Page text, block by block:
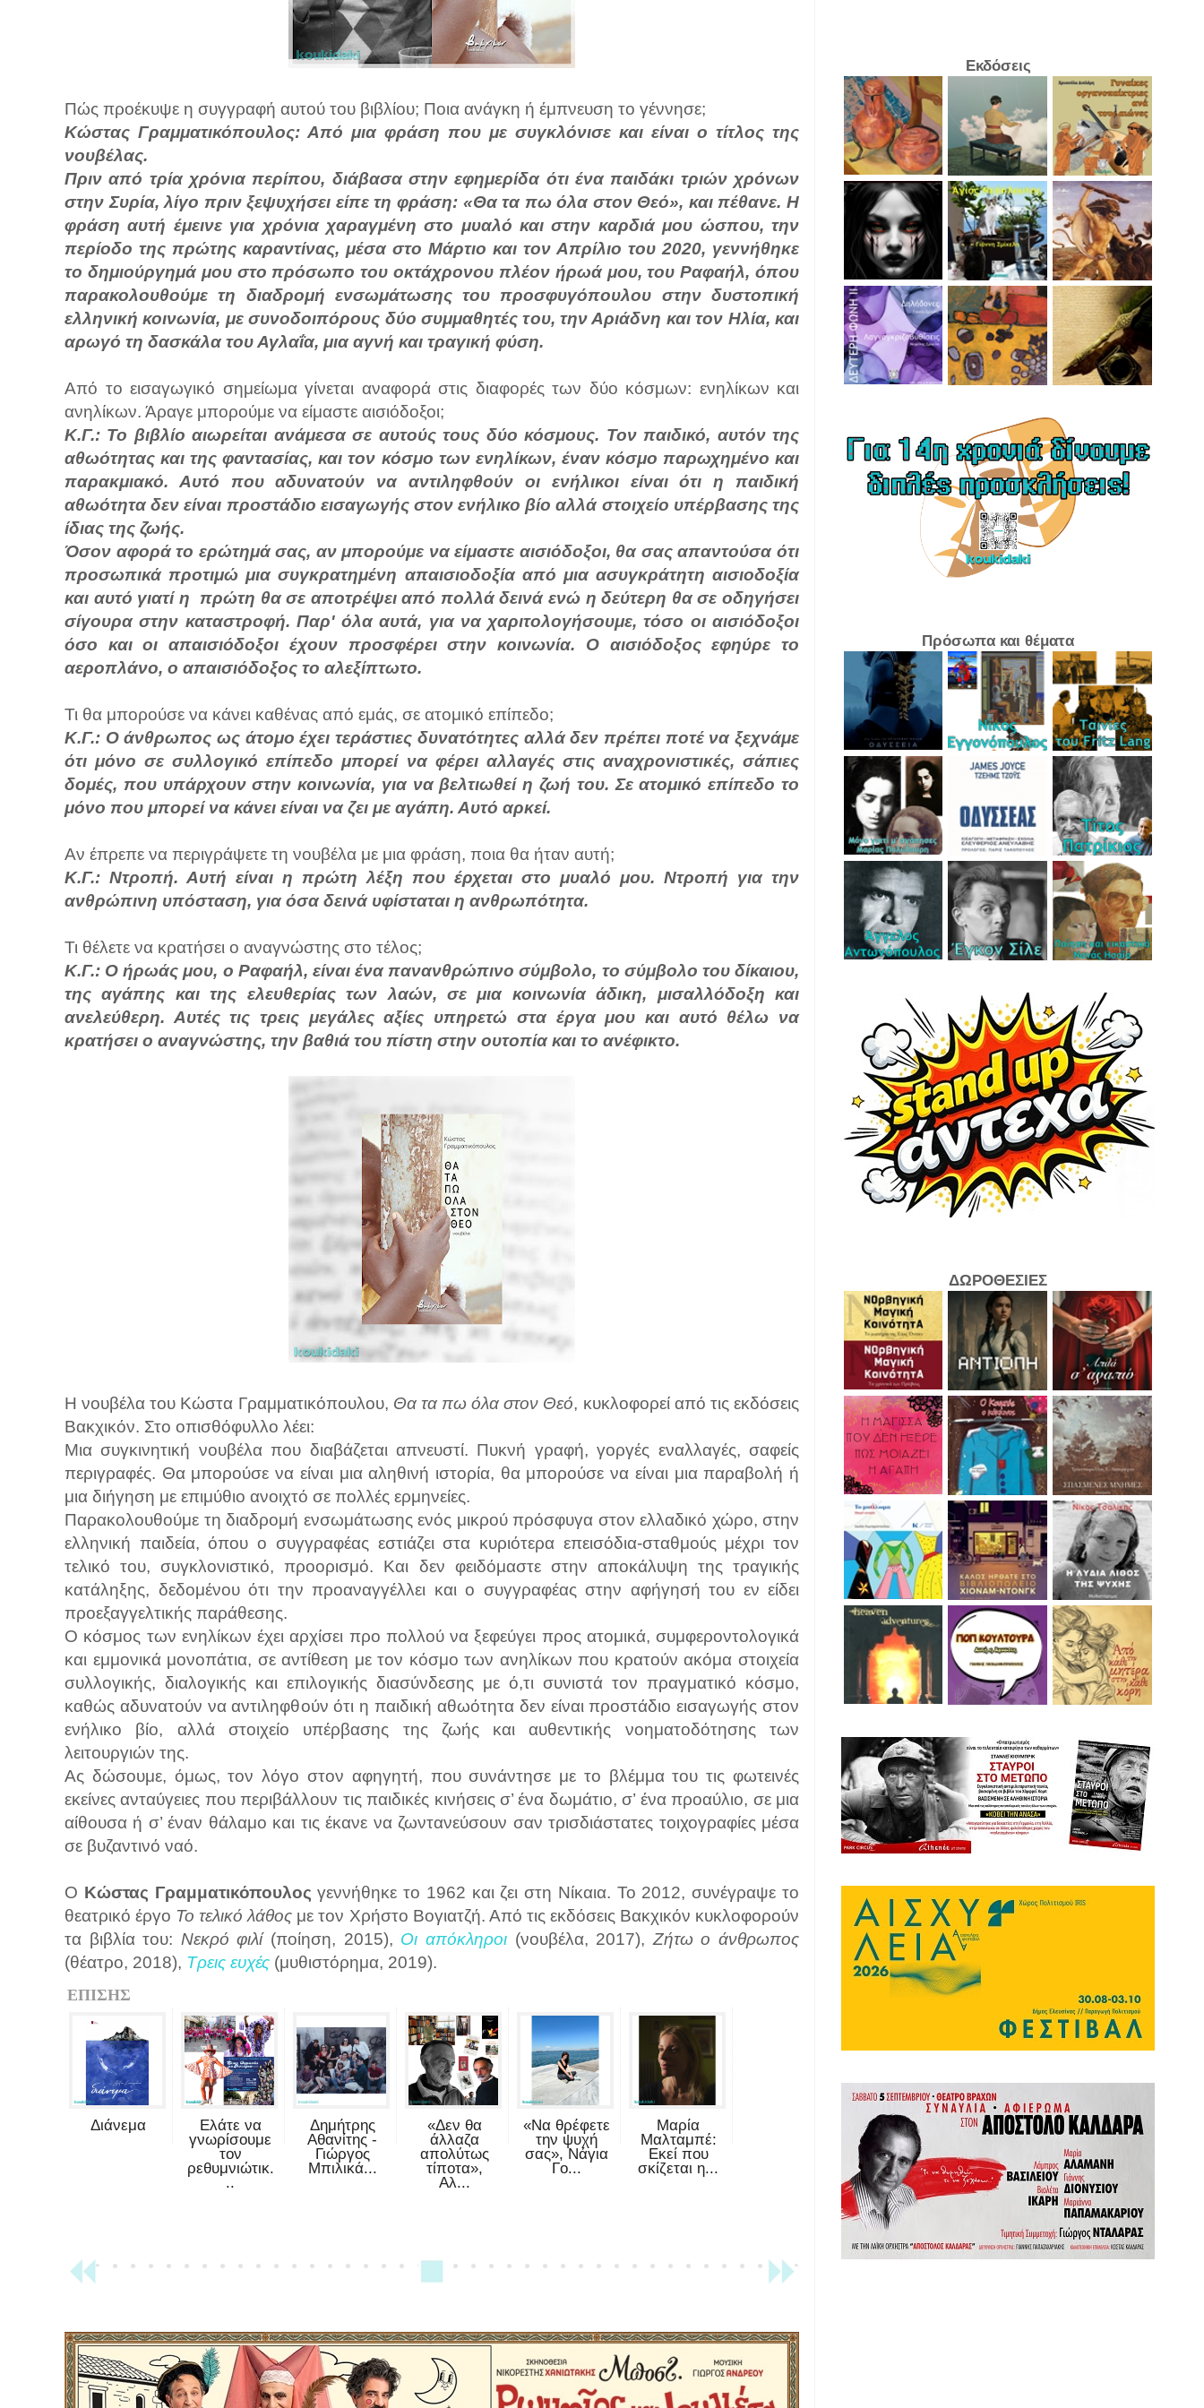
Πώς προέκυψε η συγγραφή αυτού του βιβλίου; Ποια ανάγκη ή έμπνευση το γέννησε;
Κώστας Γραμματικόπουλος: Από μια φράση που με συγκλόνισε και είναι ο τίτλος της
νουβέλας.
Πριν από τρία χρόνια περίπου, διάβασα στην εφημερίδα ότι ένα παιδάκι τριών χρόνων
στην Συρία, λίγο πριν ξεψυχήσει είπε τη φράση: «Θα τα πω όλα στον Θεό», και πέθανε. Η
φράση αυτή έμεινε για χρόνια χαραγμένη στο μυαλό και στην καρδιά μου ώσπου, την
περίοδο της πρώτης καραντίνας, μέσα στο Μάρτιο και τον Απρίλιο του 2020, γεννήθηκε
το δημιούργημά μου στο πρόσωπο του οκτάχρονου πλέον ήρωά μου, του Ραφαήλ, όπου
παρακολουθούμε τη διαδρομή ενσωμάτωσης του προσφυγόπουλου στην δυστοπική
ελληνική κοινωνία, με συνοδοιπόρους δύο συμμαθητές του, την Αριάδνη και τον Ηλία, και
αρωγό τη δασκάλα του Αγλαΐα, μια αγνή και τραγική φύση.
Από το εισαγωγικό σημείωμα γίνεται αναφορά στις διαφορές των δύο κόσμων: ενηλίκων και
ανηλίκων. Άραγε μπορούμε να είμαστε αισιόδοξοι;
Κ.Γ.: Το βιβλίο αιωρείται ανάμεσα σε αυτούς τους δύο κόσμους. Τον παιδικό, αυτόν της
αθωότητας και της φαντασίας, και τον κόσμο των ενηλίκων, έναν κόσμο παρωχημένο και
παρακμιακό. Αυτό που αδυνατούν να αντιληφθούν οι ενήλικοι είναι ότι η παιδική
αθωότητα δεν είναι προστάδιο εισαγωγής στον ενήλικο βίο αλλά στοιχείο υπέρβασης της
ίδιας της ζωής.
Όσον αφορά το ερώτημά σας, αν μπορούμε να είμαστε αισιόδοξοι, θα σας απαντούσα ότι
προσωπικά προτιμώ μια συγκρατημένη απαισιοδοξία από μια ασυγκράτητη αισιοδοξία
και αυτό γιατί η πρώτη θα σε αποτρέψει από πολλά δεινά ενώ η δεύτερη θα σε οδηγήσει
σίγουρα στην καταστροφή. Παρ' όλα αυτά, για να χαριτολογήσουμε, τόσο οι αισιόδοξοι
όσο και οι απαισιόδοξοι έχουν προσφέρει στην κοινωνία. Ο αισιόδοξος εφηύρε το
αεροπλάνο, ο απαισιόδοξος το αλεξίπτωτο.
Τι θα μπορούσε να κάνει καθένας από εμάς, σε ατομικό επίπεδο;
Κ.Γ.: Ο άνθρωπος ως άτομο έχει τεράστιες δυνατότητες αλλά δεν πρέπει ποτέ να ξεχνάμε
ότι μόνο σε συλλογικό επίπεδο μπορεί να φέρει αλλαγές στις αναχρονιστικές, σάπιες
δομές, που υπάρχουν στην κοινωνία, για να βελτιωθεί η ζωή του. Σε ατομικό επίπεδο το
μόνο που μπορεί να κάνει είναι να ζει με αγάπη. Αυτό αρκεί.
Αν έπρεπε να περιγράψετε τη νουβέλα με μια φράση, ποια θα ήταν αυτή;
Κ.Γ.: Ντροπή. Αυτή είναι η πρώτη λέξη που έρχεται στο μυαλό μου. Ντροπή για την
ανθρώπινη υπόσταση, για όσα δεινά υφίσταται η ανθρωπότητα.
Τι θέλετε να κρατήσει ο αναγνώστης στο τέλος;
Κ.Γ.: Ο ήρωάς μου, ο Ραφαήλ, είναι ένα πανανθρώπινο σύμβολο, το σύμβολο του δίκαιου,
της αγάπης και της ελευθερίας των λαών, σε μια κοινωνία άδικη, μισαλλόδοξη και
ανελεύθερη. Αυτές τις τρεις μεγάλες αξίες υπηρετώ στα έργα μου και αυτό θέλω να
κρατήσει ο αναγνώστης, την βαθιά του πίστη στην ουτοπία και το ανέφικτο.
Η νουβέλα του Κώστα Γραμματικόπουλου, Θα τα πω όλα στον Θεό, κυκλοφορεί από τις εκδόσεις
Βακχικόν. Στο οπισθόφυλλο λέει:
Μια συγκινητική νουβέλα που διαβάζεται απνευστί. Πυκνή γραφή, γοργές εναλλαγές, σαφείς
περιγραφές. Θα μπορούσε να είναι μια αληθινή ιστορία, θα μπορούσε να είναι μια παραβολή ή
μια διήγηση με επιμύθιο ανοιχτό σε πολλές ερμηνείες.
Παρακολουθούμε τη διαδρομή ενσωμάτωσης ενός μικρού πρόσφυγα στον ελλαδικό χώρο, στην
ελληνική παιδεία, όπου ο συγγραφέας εστιάζει στα κυριότερα επεισόδια-σταθμούς μέχρι τον
τελικό του, συγκλονιστικό, προορισμό. Και δεν φειδόμαστε στην αποκάλυψη της τραγικής
κατάληξης, δεδομένου ότι την προαναγγέλλει και ο συγγραφέας στην αφήγησή του εν είδει
προεξαγγελτικής παράθεσης.
Ο κόσμος των ενηλίκων έχει αρχίσει προ πολλού να ξεφεύγει προς ατομικά, συμφεροντολογικά
και εμμονικά μονοπάτια, σε αντίθεση με τον κόσμο των ανηλίκων που κρατούν ακόμα στοιχεία
συλλογικής, διαλογικής και επιλογικής διασύνδεσης με ό,τι συνιστά τον πραγματικό κόσμο,
καθώς αδυνατούν να αντιληφθούν ότι η παιδική αθωότητα δεν είναι προστάδιο εισαγωγής στον
ενήλικο βίο, αλλά στοιχείο υπέρβασης της ζωής και αυθεντικής νοηματοδότησης των
λειτουργιών της.
Ας δώσουμε, όμως, τον λόγο στον αφηγητή, που συνάντησε με το βλέμμα του τις φωτεινές
εκείνες ανταύγειες που περιβάλλουν τις παιδικές κινήσεις σ’ ένα δωμάτιο, σ’ ένα προαύλιο, σε μια
αίθουσα ή σ’ έναν θάλαμο και τις έκανε να ζωντανεύσουν σαν τρισδιάστατες τοιχογραφίες μέσα
σε βυζαντινό ναό.
Ο Κώστας Γραμματικόπουλος γεννήθηκε το 1962 και ζει στη Νίκαια. Το 2012, συνέγραψε το
θεατρικό έργο Το τελικό λάθος με τον Χρήστο Βογιατζή. Από τις εκδόσεις Βακχικόν κυκλοφορούν
τα βιβλία του: Νεκρό φιλί(ποίηση, 2015), Οι απόκληροι(νουβέλα, 2017), Ζήτω ο άνθρωπος
(θέατρο, 2018), Τρεις ευχές (μυθιστόρημα, 2019).
ΕΠΙΣΗΣ
Διάνεμα
Ελάτε να
γνωρίσουμε
τον
ρεθυμνιώτικ.
..
Δημήτρης
Αθανίτης -
Γιώργος
Μπιλικά...
«Δεν θα
άλλαζα
απολύτως
τίποτα»,
Αλ...
«Να θρέφετε
την ψυχή
σας», Νάγια
Γο...
Μαρία
Μαλταμπέ:
Εκεί που
σκίζεται η...
Εκδόσεις
Πρόσωπα και θέματα
ΔΩΡΟΘΕΣΙΕΣ